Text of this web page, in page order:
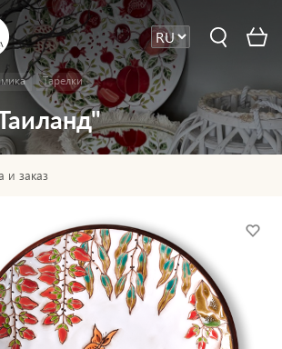
Тарелки
и заказ